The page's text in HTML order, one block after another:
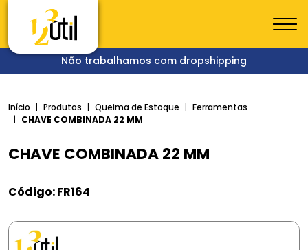
Não trabalhamos com dropshipping
Início Produtos Queima de Estoque
Ferramentas
CHAVE COMBINADA 22 MM
CHAVE COMBINADA 22 MM
Código: FR164